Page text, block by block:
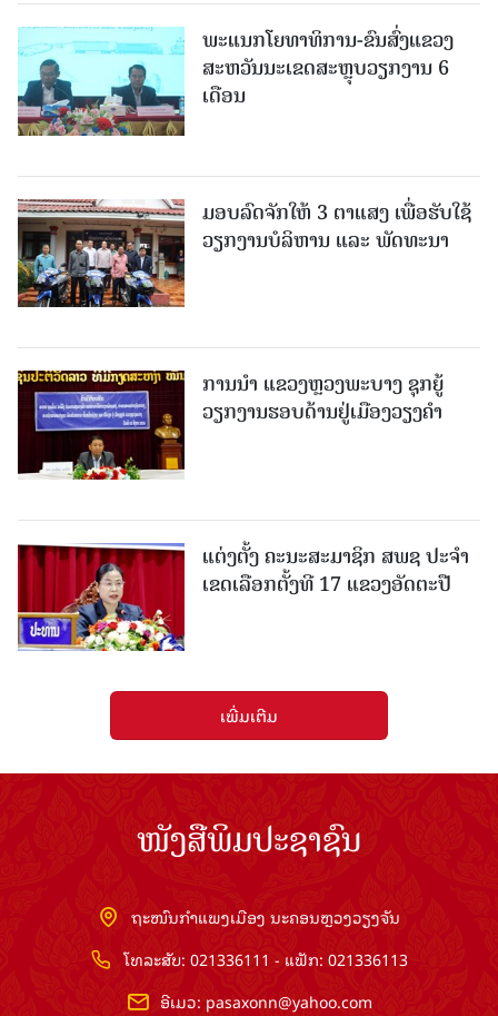
ພະແນກໂຍທາທິການ-ຂົນສົ່ງແຂວງ
ສະຫວັນນະເຂດສະຫຼຸບວຽກງານ 6
ເດືອນ
ມອບລົດຈັກໃຫ້ 3 ຕາແສງ ເພື່ອຮັບໃຊ້
ວຽກງານບໍລິຫານ ແລະ ພັດທະນາ
ການນຳ ແຂວງຫຼວງພະບາງ ຊຸກຍູ້
ວຽກງານຮອບດ້ານຢູ່ເມືອງວຽງຄໍາ
ແຕ່ງຕັ້ງ ຄະນະສະມາຊິກ ສພຊ ປະຈຳ
ເຂດເລືອກຕັ້ງທີ 17 ແຂວງອັດຕະປື
ເພີ່ມເຕີມ
ໜັງສືພິມປະຊາຊົນ
ຖະໜົນກຳແພງເມືອງ ນະຄອນຫຼວງວຽງຈັນ
ໂທລະສັບ: 021336111 - ແຟັກ: 021336113
ອີເມວ: pasaxonn@yahoo.com